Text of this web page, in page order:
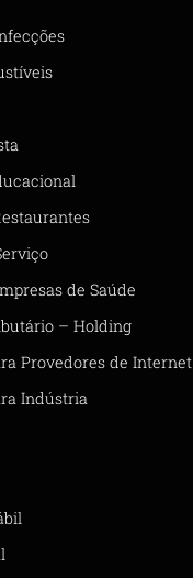
de Saúde
– Holding
Provedores de Internet
Indústria